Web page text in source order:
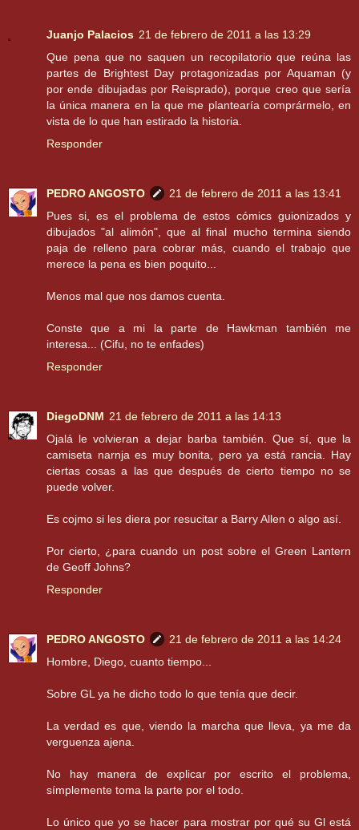
Juanjo Palacios 21 de febrero de 2011 a las 13:29
Que pena que no saquen un recopilatorio que reúna las
partes de Brightest Day protagonizadas por Aquaman (y
por ende dibujadas por Reisprado), porque creo que sería
la única manera en la que me plantearía comprármelo, en
vista de lo que han estirado la historia.
Responder
PEDRO ANGOSTO
21 de febrero de 2011 a las 13:41
Pues si, es el problema de estos cómics guionizados y
dibujados "al alimón", que al final mucho termina siendo
paja de relleno para cobrar más, cuando el trabajo que
merece la pena es bien poquito...
Menos mal que nos damos cuenta.
Conste que a mi la parte de Hawkman también me
interesa... (Cifu, no te enfades)
Responder
DiegoDNM 21 de febrero de 2011 a las 14:13
Ojalá le volvieran a dejar barba también. Que sí, que la
camiseta narnja es muy bonita, pero ya está rancia. Hay
ciertas cosas a las que después de cierto tiempo no se
puede volver.
Es cojmo si les diera por resucitar a Barry Allen o algo así.
Por cierto, ¿para cuando un post sobre el Green Lantern
de Geoff Johns?
Responder
PEDRO ANGOSTO
21 de febrero de 2011 a las 14:24
Hombre, Diego, cuanto tiempo...
Sobre GL ya he dicho todo lo que tenía que decir.
La verdad es que, viendo la marcha que lleva, ya me da
verguenza ajena.
No hay manera de explicar por escrito el problema,
símplemente toma la parte por el todo.
Lo único que yo se hacer para mostrar por qué su Gl está